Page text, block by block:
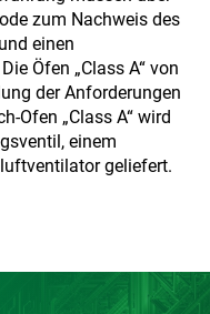
zum Nachweis des
einen
Öfen „Class A“ von
der Anforderungen
Ofen „Class A“ wird
einem
geliefert.